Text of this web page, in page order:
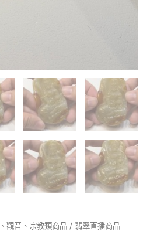
觀音、宗教類商品 / 翡翠直播商品